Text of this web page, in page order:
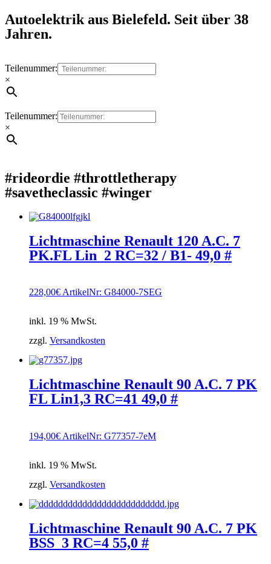
Autoelektrik aus Bielefeld. Seit über 38
Jahren.
Teilenummer:
×
Teilenummer:
×
#rideordie #throttletherapy
#savetheclassic #winger
Lichtmaschine Renault 120 A.C. 7
PK.FL Lin_2 RC=32 / B1- 49,0 #
228,00€ArtikelNr: G84000-7SEG
inkl. 19 % MwSt.
zzgl. Versandkosten
Lichtmaschine Renault 90 A.C. 7 PK
FL Lin1,3 RC=41 49,0 #
194,00€ ArtikelNr: G77357-7eM
inkl. 19 % MwSt.
zzgl. Versandkosten
Lichtmaschine Renault 90 A.C. 7 PK
BSS_3 RC=4 55,0 #